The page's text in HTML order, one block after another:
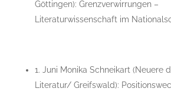
Göttingen): Grenzverwirrungen –
Literaturwissenschaft im
1. Juni Monika Schneikart (Neuere
Literatur/ Greifswald):